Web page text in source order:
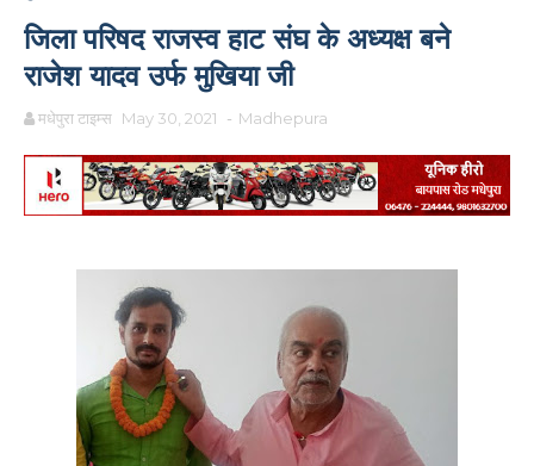
जिला परिषद राजस्व हाट संघ के अध्यक्ष बने
राजेश यादव उर्फ मुखिया जी
मधेपुरा टाइम्स May 30, 2021 - Madhepura